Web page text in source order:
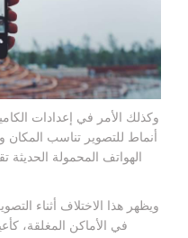
وكذلك الأمر في إعدادات
أنماط للتصوير تناسب المكان
الهواتف المحمولة الحديثة
ويظهر هذا الاختلاف أثناء
في الأماكن المغلقة،